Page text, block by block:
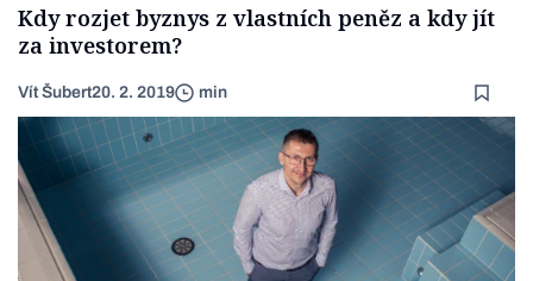
Kdy rozjet byznys z vlastních peněz a kdy jít
za investorem?
Vít Šubert20. 2. 2019 min